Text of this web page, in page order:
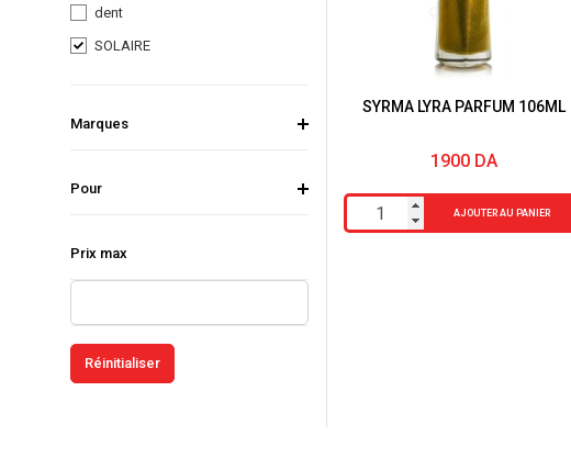
dent
SOLAIRE
Marques
Pour
Prix max
SYRMA LYRA PARFUM 106ML
1900 DA
quantité
de
AJOUTER AU PANIER